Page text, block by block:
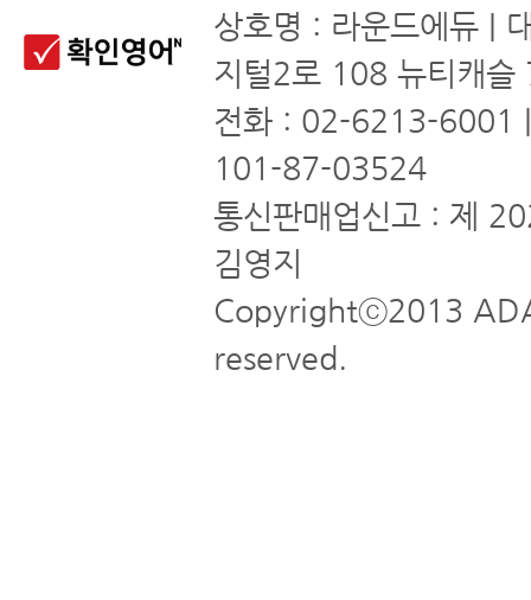
상호명 : 라운드에듀 |
지털2로 108 뉴티캐슬
전화 : 02-6213-6001
101-87-03524
통신판매업신고 : 제
김영지
Copyrightⓒ2013
reserved.